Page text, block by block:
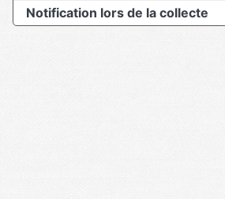
Notification lors de la collecte